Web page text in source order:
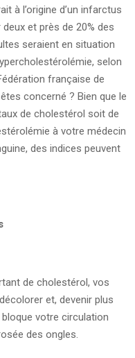
à l’origine d’un infarctus
deux et près de 20% des
seraient en situation
selon
française de
concerné ? Bien que le
de cholestérol soit de
à votre médecin
des indices peuvent
de cholestérol, vos
et, devenir plus
votre circulation
des ongles.